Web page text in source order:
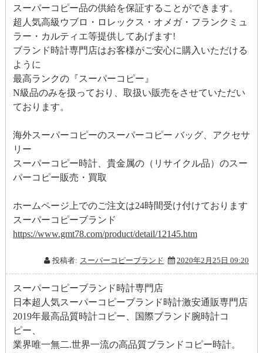
スーパーコピー品の供給を保証することができます。
超人気高級ウブロ・ロレックス・オメガ・フランクミュ
ラー・カルティエ等提供してあげます!
ブランド時計専門店はお客様がご安心に購入いただける
ように
最高ランクの『スーパーコピー』
N級品のみを扱っており、取扱い販売をさせていただい
ております。
海外スーパーコピーのスーパーコピー バッグ、アクセサ
リー
スーパーコピー時計、貴金属の（リサイクル品）のスー
パーコピー販売・買取
ホームページ上でのご注文は24時間受け付けております
スーパーコピーブランド
https://www.gmt78.com/product/detail/12145.htm
投稿者: スーパーコピーブランド 2020年2月25日 09:20
スーパーコピーブランド時計専門店
日本超人気スーパーコピーブランド時計激安通販専門店
2019年最高品質時計コピー、国際ブランド腕時計コ
ピー、
業界唯一無二.世界一流の高品質ブランドコピー時計。